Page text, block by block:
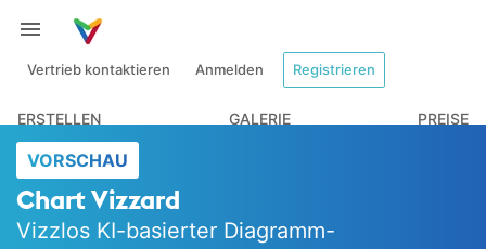
Vertrieb kontaktieren Anmelden Registrieren
ERSTELLEN GALERIE PREISE
VORSCHAU
Chart Vizzard
Vizzlos KI-basierter Diagramm-